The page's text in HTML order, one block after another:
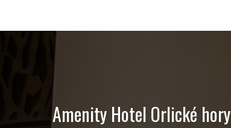
Amenity Hotel Orlické hory